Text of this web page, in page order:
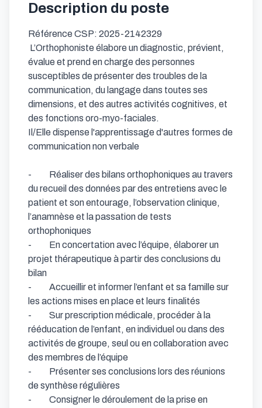
Description du poste
Référence CSP: 2025-2142329
évalue et prend en charge des personnes
susceptibles de présenter des troubles de la
communication, du langage dans toutes ses
dimensions, et des autres activités cognitives, et
des fonctions oro-myo-faciales.
Il/Elle dispense l'apprentissage d'autres formes de
communication non verbale
-          Réaliser des bilans orthophoniques au travers
du recueil des données par des entretiens avec le
patient et son entourage, l’observation clinique,
l’anamnèse et la passation de tests
orthophoniques
-          En concertation avec l’équipe, élaborer un
projet thérapeutique à partir des conclusions du
bilan
-          Accueillir et informer l’enfant et sa famille sur
les actions mises en place et leurs finalités
-          Sur prescription médicale, procéder à la
rééducation de l’enfant, en individuel ou dans des
activités de groupe, seul ou en collaboration avec
des membres de l’équipe
-          Présenter ses conclusions lors des réunions
de synthèse régulières
-          Consigner le déroulement de la prise en